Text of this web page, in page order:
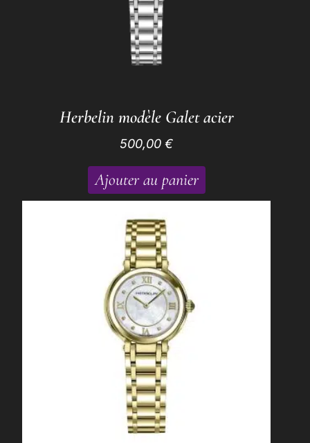
Herbelin modèle Galet acier
500,00€
Ajouter au panier